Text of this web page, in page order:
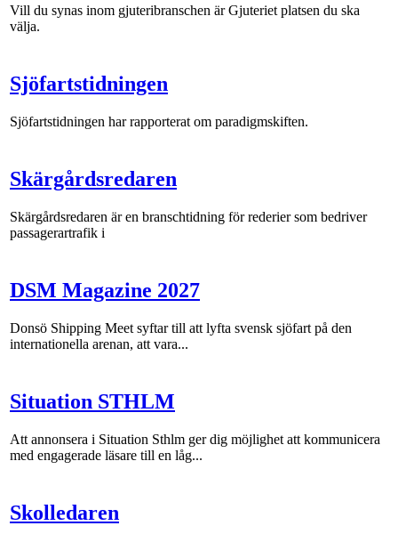
Vill du synas inom gjuteribranschen är Gjuteriet platsen du ska
välja.
Sjöfartstidningen
Sjöfartstidningen har rapporterat om paradigmskiften.
Skärgårdsredaren
Skärgårdsredaren är en branschtidning för rederier som bedriver
passagerartrafik i
DSM Magazine 2027
Donsö Shipping Meet syftar till att lyfta svensk sjöfart på den
internationella arenan, att vara...
Situation STHLM
Att annonsera i Situation Sthlm ger dig möjlighet att kommunicera
med engagerade läsare till en låg...
Skolledaren